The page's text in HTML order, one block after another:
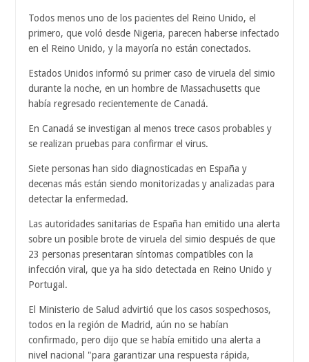
Todos menos uno de los pacientes del Reino Unido, el
primero, que voló desde Nigeria, parecen haberse infectado
en el Reino Unido, y la mayoría no están conectados.
Estados Unidos informó su primer caso de viruela del simio
durante la noche, en un hombre de Massachusetts que
había regresado recientemente de Canadá.
En Canadá se investigan al menos trece casos probables y
se realizan pruebas para confirmar el virus.
Siete personas han sido diagnosticadas en España y
decenas más están siendo monitorizadas y analizadas para
detectar la enfermedad.
Las autoridades sanitarias de España han emitido una alerta
sobre un posible brote de viruela del simio después de que
23 personas presentaran síntomas compatibles con la
infección viral, que ya ha sido detectada en Reino Unido y
Portugal.
El Ministerio de Salud advirtió que los casos sospechosos,
todos en la región de Madrid, aún no se habían
confirmado, pero dijo que se había emitido una alerta a
nivel nacional "para garantizar una respuesta rápida,